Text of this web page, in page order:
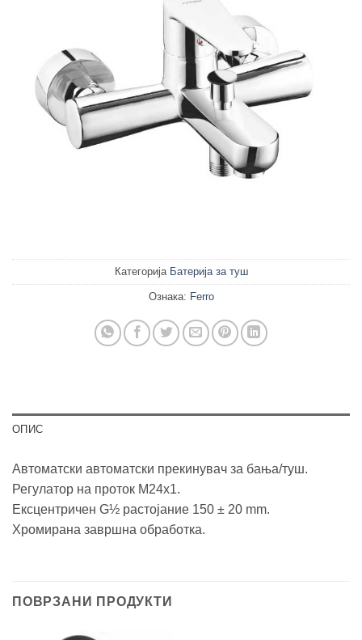
Категорија Батерија за туш
Ознака: Ferro
ОПИС
Автоматски автоматски прекинувач за бања/туш.
Регулатор на проток M24x1.
Ексцентричен G½ растојание 150 ± 20 mm.
Хромирана завршна обработка.
ПОВРЗАНИ ПРОДУКТИ